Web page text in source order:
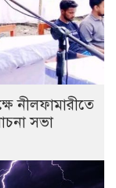
নীলফামারীতে
সভা